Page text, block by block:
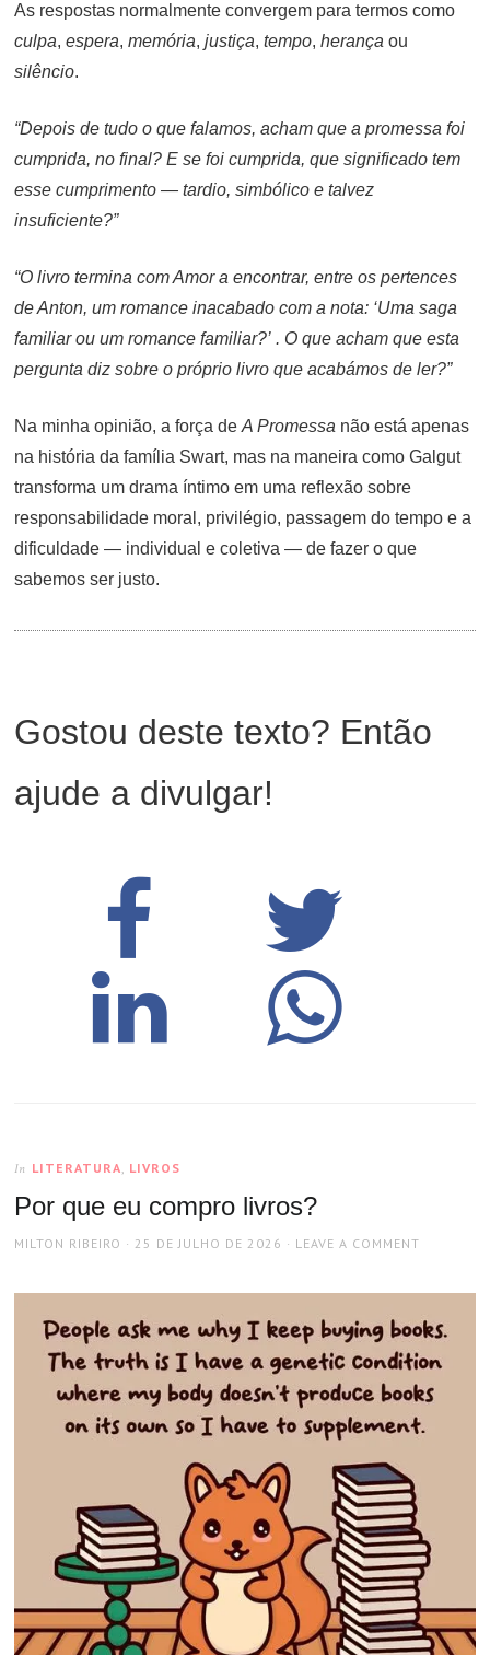
As respostas normalmente convergem para termos como
culpa,espera,memória,justiça,tempo,herança ou
silêncio.
“Depois de tudo o que falamos, acham que a promessa foi
cumprida, no final? E se foi cumprida, que significado tem
esse cumprimento — tardio, simbólico e talvez
insuficiente?”
“O livro termina com Amor a encontrar, entre os pertences
de Anton, um romance inacabado com a nota: ‘Uma saga
familiar ou um romance familiar?’ . O que acham que esta
pergunta diz sobre o próprio livro que acabámos de ler?”
Na minha opinião, a força deA Promessa não está apenas
na história da família Swart, mas na maneira como Galgut
transforma um drama íntimo em uma reflexão sobre
responsabilidade moral, privilégio, passagem do tempo e a
dificuldade — individual e coletiva — de fazer o que
sabemos ser justo.
Gostou deste texto? Então
ajude a divulgar!
In LITERATURA, LIVROS
Por que eu compro livros?
AUTHOR
MILTON RIBEIRO
POSTED
25 DE JULHO DE 2026 LEAVE A COMMENT